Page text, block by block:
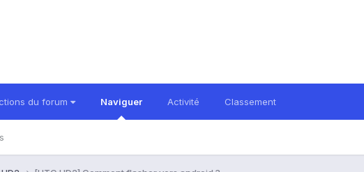
du forum Naviguer Activité Classement